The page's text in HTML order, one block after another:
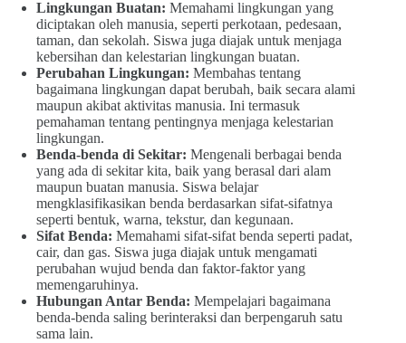
Lingkungan Buatan: Memahami lingkungan yang
diciptakan oleh manusia, seperti perkotaan, pedesaan,
taman, dan sekolah. Siswa juga diajak untuk menjaga
kebersihan dan kelestarian lingkungan buatan.
Perubahan Lingkungan: Membahas tentang
bagaimana lingkungan dapat berubah, baik secara alami
maupun akibat aktivitas manusia. Ini termasuk
pemahaman tentang pentingnya menjaga kelestarian
lingkungan.
Benda-benda di Sekitar: Mengenali berbagai benda
yang ada di sekitar kita, baik yang berasal dari alam
maupun buatan manusia. Siswa belajar
mengklasifikasikan benda berdasarkan sifat-sifatnya
seperti bentuk, warna, tekstur, dan kegunaan.
Sifat Benda: Memahami sifat-sifat benda seperti padat,
cair, dan gas. Siswa juga diajak untuk mengamati
perubahan wujud benda dan faktor-faktor yang
memengaruhinya.
Hubungan Antar Benda: Mempelajari bagaimana
benda-benda saling berinteraksi dan berpengaruh satu
sama lain.